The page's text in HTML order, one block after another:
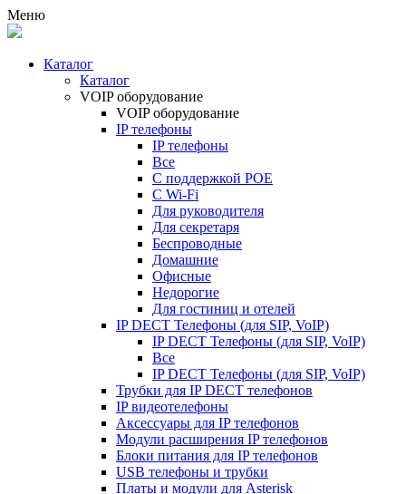
Меню
Каталог
Каталог
VOIP оборудование
VOIP оборудование
IP телефоны
IP телефоны
Все
С поддержкой POE
C Wi-Fi
Для руководителя
Для секретаря
Беспроводные
Домашние
Офисные
Недорогие
Для гостиниц и отелей
IP DECT Телефоны (для SIP, VoIP)
IP DECT Телефоны (для SIP, VoIP)
Все
IP DECT Телефоны (для SIP, VoIP)
Трубки для IP DECT телефонов
IP видеотелефоны
Аксессуары для IP телефонов
Модули расширения IP телефонов
Блоки питания для IP телефонов
USB телефоны и трубки
Платы и модули для Asterisk